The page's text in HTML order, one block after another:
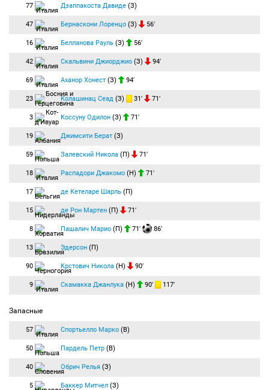
77 Дзаппакоста Давиде (З)
47 Бернаскони Лоренцо (З) 56′
16 Белланова Рауль (З) 56′
42 Скальвини Джиорджио (З) 94′
69 Аханор Хонест (З) 94′
23 Колашинац Сеад (З) 31′ 71′
3 Коссуну Одилон (З) 71′
19 Джимсити Берат (З)
59 Залевский Никола (П) 71′
18 Распадори Джакомо (Н) 71′
17 де Кетеларе Шарль (П)
15 де Рон Мартен (П) 71′
8 Пашалич Марио (П) 71′ 86′
13 Эдерсон (П)
90 Крстович Никола (Н) 90′
9 Скамакка Джанлука (Н) 90′ 117′
Запасные
57 Спортьелло Марко (В)
50 Пардель Петр (В)
40 Обрич Релья (З)
5 Баккер Митчел (З)